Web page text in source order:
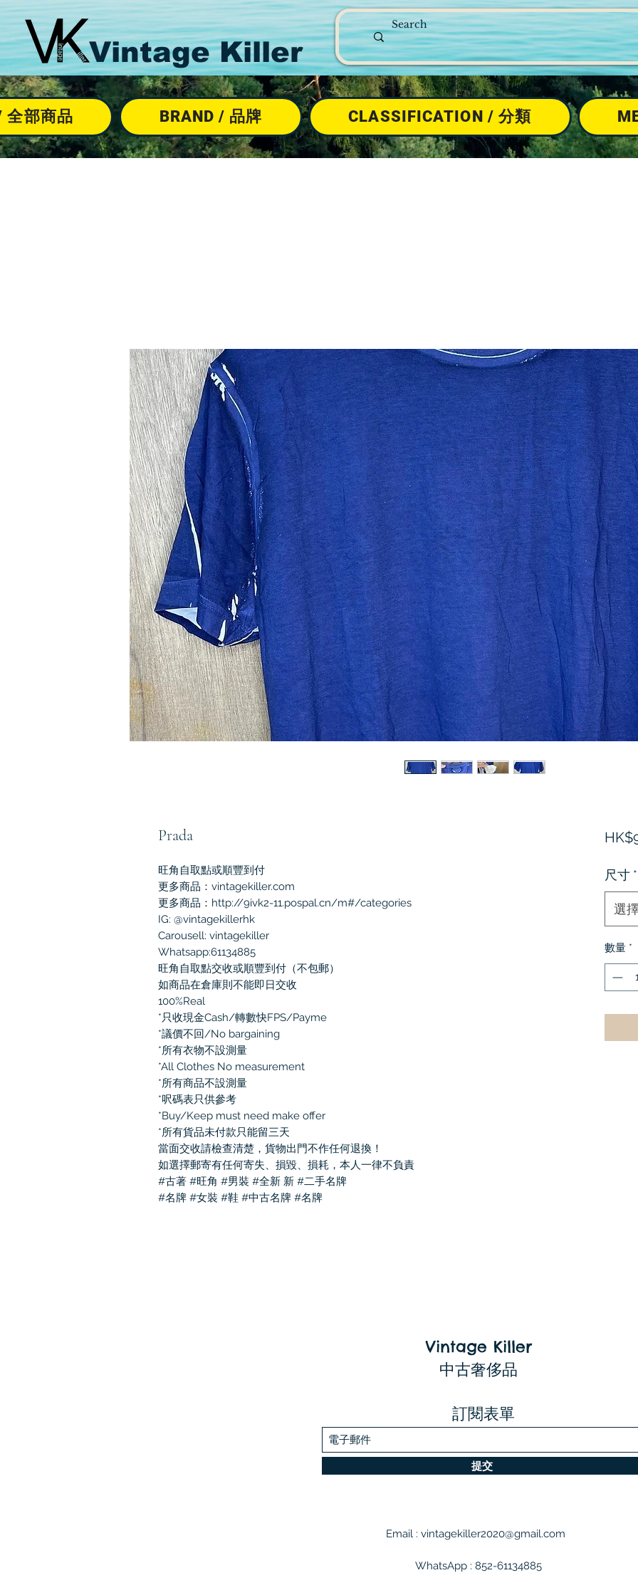
Vintage Killer
全部商品 BRAND / 品牌 CLASSIFICATION / 分類
Prada
旺角自取點或順豐到付
更多商品：vintagekiller.com
更多商品：http://9ivk2-11.pospal.cn/m#/categories
IG: @vintagekillerhk
Carousell: vintagekiller
Whatsapp:61134885
旺角自取點交收或順豐到付（不包郵）
如商品在倉庫則不能即日交收
100%Real
*只收現金Cash/轉數快FPS/Payme
*議價不回/No bargaining
*所有衣物不設測量
*All Clothes No measurement
*所有商品不設測量
*呎碼表只供參考
*Buy/Keep must need make offer
*所有貨品未付款只能留三天
當面交收請檢查清楚，貨物出門不作任何退換！
如選擇郵寄有任何寄失、損毀、損耗，本人一律不負責
#古著 #旺角 #男裝 #全新 新 #二手名牌
#名牌 #女裝 #鞋 #中古名牌 #名牌
尺寸 *
選
數量 *
Vintage Killer
中古奢侈品
訂閱表單
提交
Email : vintagekiller2020@gmail.com
WhatsApp : 852-61134885